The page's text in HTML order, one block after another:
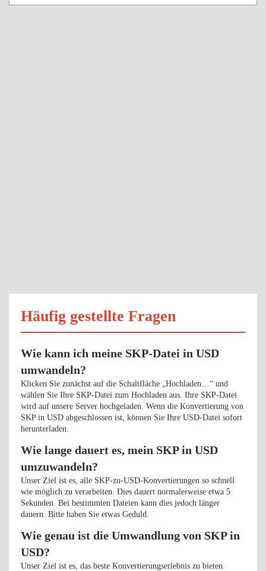
Häufig gestellte Fragen
Wie kann ich meine SKP-Datei in USD
umwandeln?
Klicken Sie zunächst auf die Schaltfläche „Hochladen…“ und
wählen Sie Ihre SKP-Datei zum Hochladen aus. Ihre SKP-Datei
wird auf unsere Server hochgeladen. Wenn die Konvertierung von
SKP in USD abgeschlossen ist, können Sie Ihre USD-Datei sofort
herunterladen.
Wie lange dauert es, mein SKP in USD
umzuwandeln?
Unser Ziel ist es, alle SKP-zu-USD-Konvertierungen so schnell
wie möglich zu verarbeiten. Dies dauert normalerweise etwa 5
Sekunden. Bei bestimmten Dateien kann dies jedoch länger
dauern. Bitte haben Sie etwas Geduld.
Wie genau ist die Umwandlung von SKP in
USD?
Unser Ziel ist es, das beste Konvertierungserlebnis zu bieten.